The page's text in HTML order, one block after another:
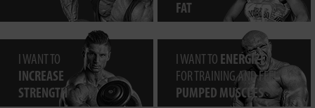
FAT
I WANT TO
INCREASE
STRENGTH
I WANT TO ENERGIZE
FOR TRAINING AND FEEL
PUMPED MUSCLES